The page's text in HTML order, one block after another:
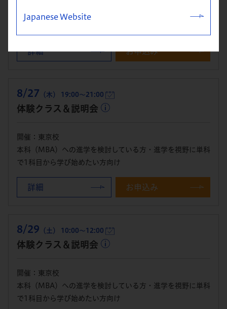
Japanese Website
本科（MBA）への進学を検討している方・進学を視野に単科
詳細 お申込み
8/27 （木） 19:00～21:00
体験クラス＆説明会
開催：東京校
本科（MBA）への進学を検討している方・進学を視野に単科
で1科目から学び始めたい方向け
詳細 お申込み
8/29 （土） 10:00～12:00
体験クラス＆説明会
開催：東京校
本科（MBA）への進学を検討している方・進学を視野に単科
で1科目から学び始めたい方向け